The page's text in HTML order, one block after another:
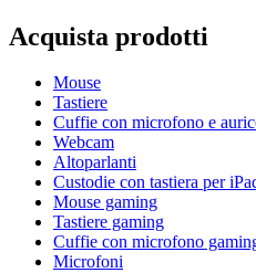
Acquista prodotti
Mouse
Tastiere
Cuffie con microfono e
Webcam
Altoparlanti
Custodie con tastiera per
Mouse gaming
Tastiere gaming
Cuffie con microfono
Microfoni